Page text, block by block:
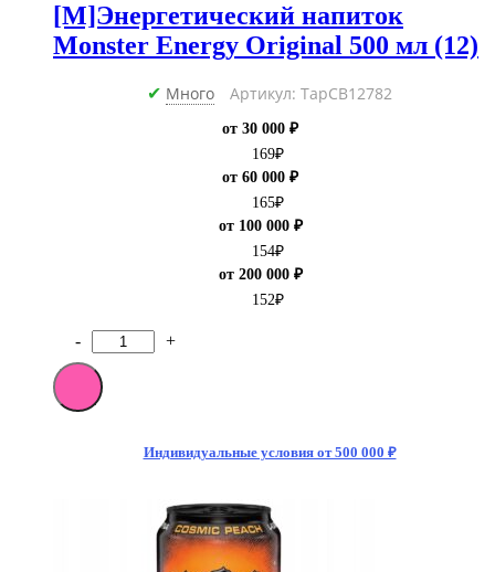
[M]Энергетический напиток
Monster Energy Original 500 мл (12)
✔ Много Артикул: ТарCB12782
от 30 000 ₽
169₽
от 60 000 ₽
165₽
от 100 000 ₽
154₽
от 200 000 ₽
152₽
Количество
товара
[M]Энергетический
напиток
- +
Индивидуальные условия от 500 000 ₽